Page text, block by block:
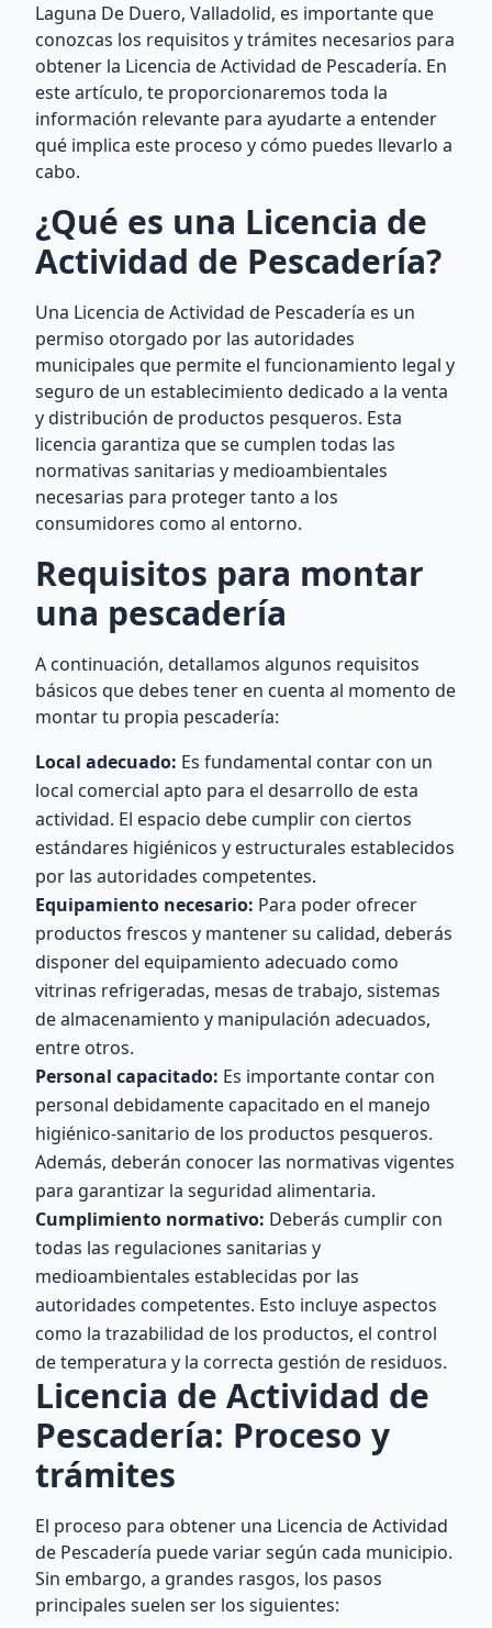
Laguna De Duero, Valladolid, es importante que
conozcas los requisitos y trámites necesarios para
obtener la Licencia de Actividad de Pescadería. En
este artículo, te proporcionaremos toda la
información relevante para ayudarte a entender
qué implica este proceso y cómo puedes llevarlo a
cabo.
¿Qué es una Licencia de
Actividad de Pescadería?
Una Licencia de Actividad de Pescadería es un
permiso otorgado por las autoridades
municipales que permite el funcionamiento legal y
seguro de un establecimiento dedicado a la venta
y distribución de productos pesqueros. Esta
licencia garantiza que se cumplen todas las
normativas sanitarias y medioambientales
necesarias para proteger tanto a los
consumidores como al entorno.
Requisitos para montar
una pescadería
A continuación, detallamos algunos requisitos
básicos que debes tener en cuenta al momento de
montar tu propia pescadería:
Local adecuado: Es fundamental contar con un
local comercial apto para el desarrollo de esta
actividad. El espacio debe cumplir con ciertos
estándares higiénicos y estructurales establecidos
por las autoridades competentes.
Equipamiento necesario: Para poder ofrecer
productos frescos y mantener su calidad, deberás
disponer del equipamiento adecuado como
vitrinas refrigeradas, mesas de trabajo, sistemas
de almacenamiento y manipulación adecuados,
entre otros.
Personal capacitado: Es importante contar con
personal debidamente capacitado en el manejo
higiénico-sanitario de los productos pesqueros.
Además, deberán conocer las normativas vigentes
para garantizar la seguridad alimentaria.
Cumplimiento normativo: Deberás cumplir con
todas las regulaciones sanitarias y
medioambientales establecidas por las
autoridades competentes. Esto incluye aspectos
como la trazabilidad de los productos, el control
de temperatura y la correcta gestión de residuos.
Licencia de Actividad de
Pescadería: Proceso y
trámites
El proceso para obtener una Licencia de Actividad
de Pescadería puede variar según cada municipio.
Sin embargo, a grandes rasgos, los pasos
principales suelen ser los siguientes: